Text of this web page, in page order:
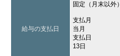
給与の支払日
固定（月末以外）
支払月
当月
支払日
13日